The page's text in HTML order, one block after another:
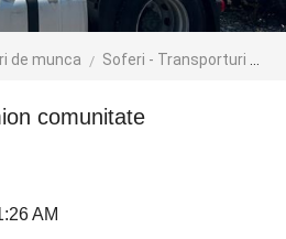
de munca Soferi - Transporturi
comunitate
AM